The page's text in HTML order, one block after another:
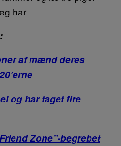
har.
af mænd deres
og har taget fire
Zone”-begrebet